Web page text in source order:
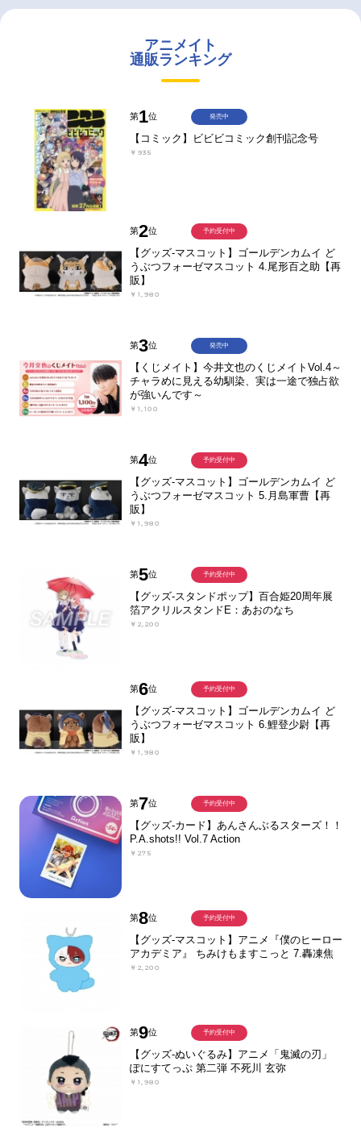
アニメイト
通販ランキング
第1位
【コミック】ビビビコミック創刊記念号
￥935
発売中
第2位
【グッズ-マスコット】ゴールデンカムイ ど
うぶつフォーゼマスコット 4.尾形百之助【再
販】
￥1,980
予約受付中
第3位
【くじメイト】今井文也のくじメイトVol.4～
チャラめに見える幼馴染、実は一途で独占欲
が強いんです～
￥1,100
発売中
第4位
【グッズ-マスコット】ゴールデンカムイ ど
うぶつフォーゼマスコット 5.月島軍曹【再
販】
￥1,980
予約受付中
第5位
【グッズ-スタンドポップ】百合姫20周年展
箔アクリルスタンドE：あおのなち
￥2,200
予約受付中
第6位
【グッズ-マスコット】ゴールデンカムイ ど
うぶつフォーゼマスコット 6.鯉登少尉【再
販】
￥1,980
予約受付中
第7位
【グッズ-カード】あんさんぶるスターズ！！
P.A.shots!! Vol.7 Action
￥275
予約受付中
第8位
【グッズ-マスコット】アニメ『僕のヒーロー
アカデミア』 ちみけもますこっと 7.轟凍焦
￥2,200
予約受付中
第9位
【グッズ-ぬいぐるみ】アニメ「鬼滅の刃」
ぽにすてっぷ 第二弾 不死川 玄弥
￥1,980
予約受付中